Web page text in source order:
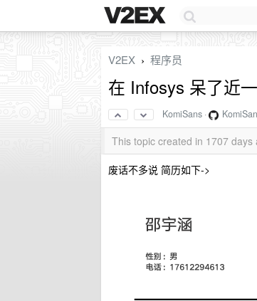
V2EX › 程序员
在 Infosys 呆了近
KomiSans ·
This topic created in 1707
废话不多说 简历如下->